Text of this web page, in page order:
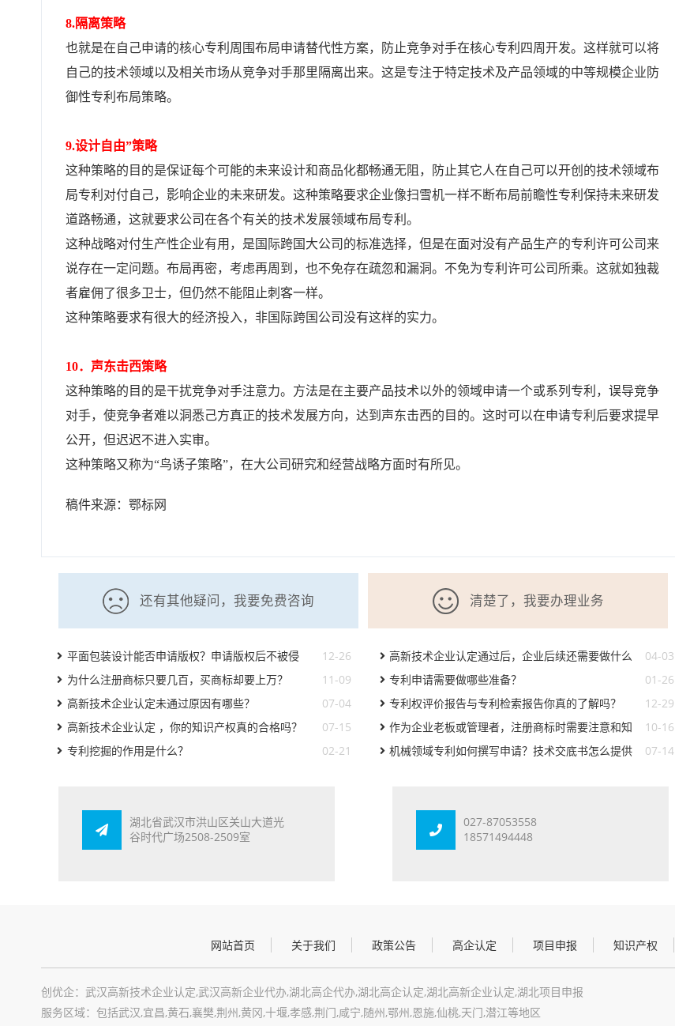
8.隔离策略
也就是在自己申请的核心专利周围布局申请替代性方案，防止竞争对手在核心专利四周开发。这样就可以将
自己的技术领域以及相关市场从竞争对手那里隔离出来。这是专注于特定技术及产品领域的中等规模企业防
御性专利布局策略。
9.设计自由”策略
这种策略的目的是保证每个可能的未来设计和商品化都畅通无阻，防止其它人在自己可以开创的技术领域布
局专利对付自己，影响企业的未来研发。这种策略要求企业像扫雪机一样不断布局前瞻性专利保持未来研发
道路畅通，这就要求公司在各个有关的技术发展领域布局专利。
这种战略对付生产性企业有用，是国际跨国大公司的标准选择，但是在面对没有产品生产的专利许可公司来
说存在一定问题。布局再密，考虑再周到，也不免存在疏忽和漏洞。不免为专利许可公司所乘。这就如独裁
者雇佣了很多卫士，但仍然不能阻止刺客一样。
这种策略要求有很大的经济投入，非国际跨国公司没有这样的实力。
10．声东击西策略
这种策略的目的是干扰竞争对手注意力。方法是在主要产品技术以外的领域申请一个或系列专利，误导竞争
对手，使竞争者难以洞悉己方真正的技术发展方向，达到声东击西的目的。这时可以在申请专利后要求提早
公开，但迟迟不进入实审。
这种策略又称为“鸟诱子策略”，在大公司研究和经营战略方面时有所见。
稿件来源：鄂标网
还有其他疑问，我要免费咨询 清楚了，我要办理业务
平面包装设计能否申请版权？申请版权后不被侵
权？
12-26
高新技术企业认定通过后，企业后续还需要做什么
工作？
04-03
为什么注册商标只要几百，买商标却要上万？
11-09 专利申请需要做哪些准备？
01-26
高新技术企业认定未通过原因有哪些？
07-04 专利权评价报告与专利检索报告你真的了解吗？
12-29
高新技术企业认定 ，你的知识产权真的合格吗？
07-15
作为企业老板或管理者，注册商标时需要注意和知
道的事项有那些
10-16
专利挖掘的作用是什么？
02-21 机械领域专利如何撰写申请？技术交底书怎么提供 07-14
湖北省武汉市洪山区关山大道光
谷时代广场2508-2509室
027-87053558
18571494448
网站首页 关于我们 政策公告 高企认定 项目申报 知识产权
创优企：武汉高新技术企业认定,武汉高新企业代办,湖北高企代办,湖北高企认定,湖北高新企业认定,湖北项目申报
服务区域：包括武汉,宜昌,黄石,襄樊,荆州,黄冈,十堰,孝感,荆门,咸宁,随州,鄂州,恩施,仙桃,天门,潜江等地区